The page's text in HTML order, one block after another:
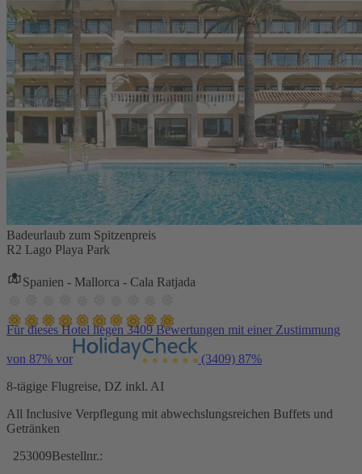
Badeurlaub zum Spitzenpreis
R2 Lago Playa Park
Spanien - Mallorca - Cala Ratjada
Für dieses Hotel liegen 3409 Bewertungen mit einer Zustimmung
von 87% vor (3409) 87%
8-tägige Flugreise, DZ inkl. AI
All Inclusive Verpflegung mit abwechslungsreichen Buffets und
Getränken
253009Bestellnr.: